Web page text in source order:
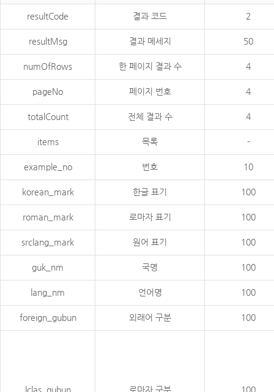
resultCode 결과 코드 2
resultMsg 결과 메세지 50
numOfRows 한 페이지 결과 수 4
pageNo 페이지 번호 4
totalCount 전체 결과 수 4
items 목록 -
example_no 번호 10
korean_mark 한글 표기 100
roman_mark 로마자 표기 100
srclang_mark 원어 표기 100
guk_nm 국명 100
lang_nm 언어명 100
foreign_gubun 외래어 구분 100
lclas_gubun 로마자 구분 100